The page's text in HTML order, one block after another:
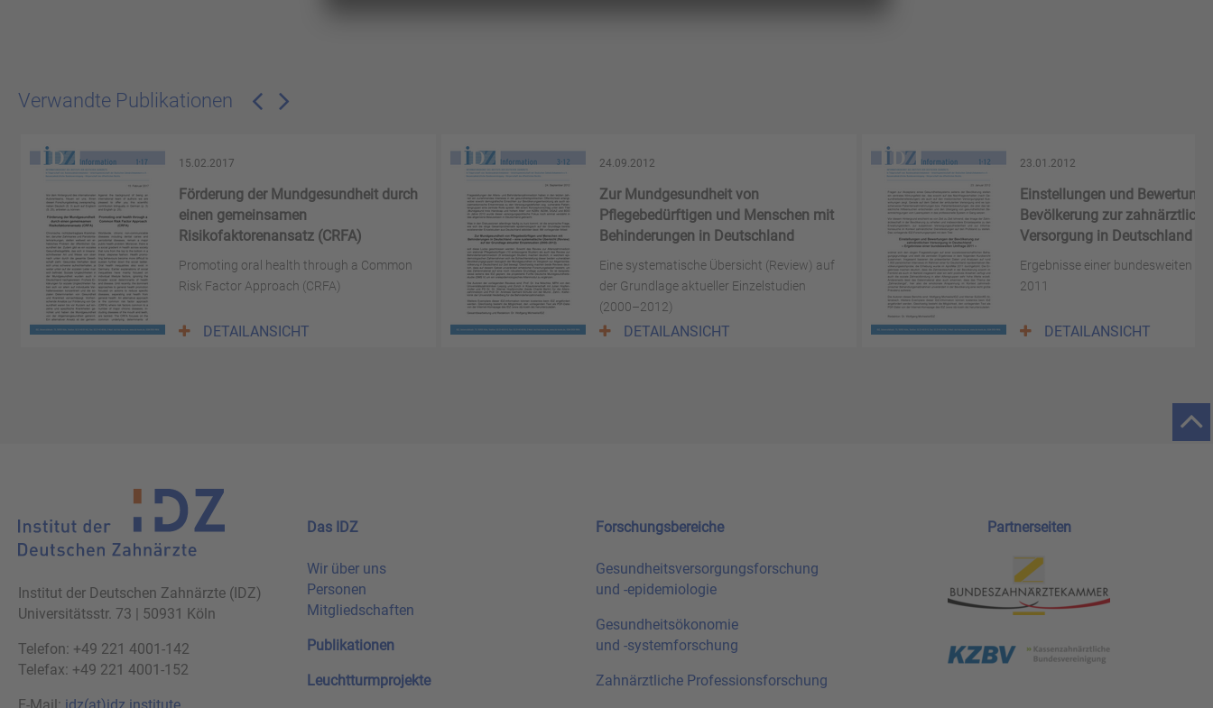
Verwandte Publikationen
15.02.2017
Förderung der Mundgesundheit durch
einen gemeinsamen
Risikofaktorenansatz (CRFA)
Promoting oral health through a Common
Risk Factor Approach (CRFA)
DETAILANSICHT
24.09.2012
Zur Mundgesundheit von
Pflegebedürftigen und Menschen mit
Behinderungen in Deutschland
Eine systematische Übersicht (Review) auf
der Grundlage aktueller Einzelstudien
(2000–2012)
DETAILANSICHT
23.01.2012
Einstellungen und
Bevölkerung zur
Versorgung in Deutschland
Ergebnisse einer bundesweiten
2011
DETAILANSICHT
Institut der Deutschen Zahnärzte (IDZ)
Universitätsstr. 73 | 50931 Köln
Telefon: +49 221 4001-142
Telefax: +49 221 4001-152
E-Mail: idz(at)idz.institute
Das IDZ
Wir über uns
Personen
Mitgliedschaften
Publikationen
Leuchtturmprojekte
Forschungsbereiche
Gesundheitsversorgungsforschung
und -epidemiologie
Gesundheitsökonomie
und -systemforschung
Zahnärztliche Professionsforschung
Partnerseiten